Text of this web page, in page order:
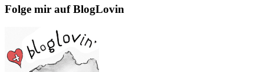
Folge mir auf BlogLovin